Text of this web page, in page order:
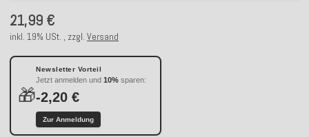
21,99 €
inkl. 19% USt. , zzgl. Versand
🎁
Newsletter Vorteil
Jetzt anmelden und 10% sparen:
-2,20 €
Zur Anmeldung